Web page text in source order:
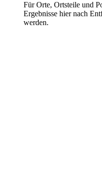
Für Orte, Ortsteile und
Ergebnisse hier nach
werden.